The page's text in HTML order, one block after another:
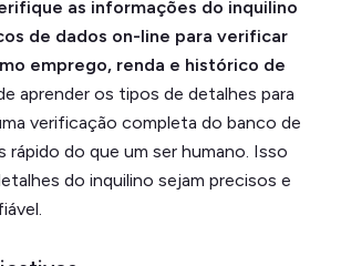
as informações do inquilino
de dados on-line para verificar
emprego, renda e histórico de
aprender os tipos de detalhes para
verificação completa do banco de
rápido do que um ser humano. Isso
do inquilino sejam precisos e